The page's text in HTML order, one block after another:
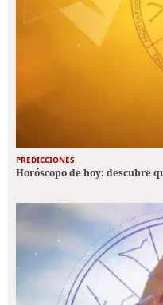
PREDICCIONES
Horóscopo de hoy: descubre